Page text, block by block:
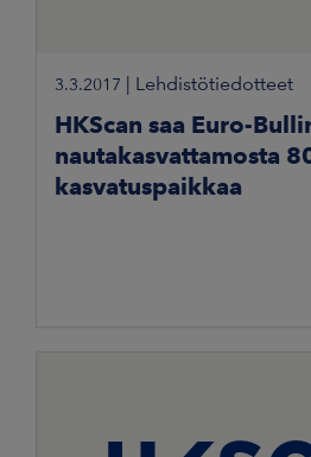
3.3.2017 Lehdistötiedotteet
HKScan saa Euro-
nautakasvattamosta
kasvatuspaikkaa